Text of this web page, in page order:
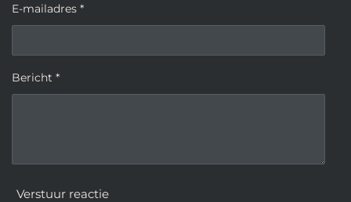
E-mailadres *
Bericht *
Verstuur reactie